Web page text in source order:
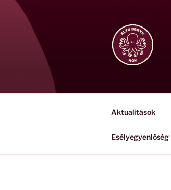
Tartalomhoz
Aktualitások
Esélyegyenlőség